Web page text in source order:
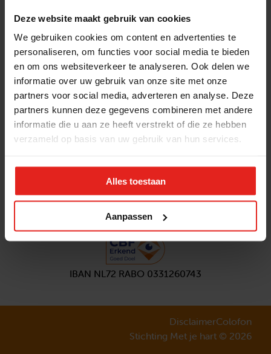
Deze website maakt gebruik van cookies
We gebruiken cookies om content en advertenties te
personaliseren, om functies voor social media te bieden
en om ons websiteverkeer te analyseren. Ook delen we
informatie over uw gebruik van onze site met onze
partners voor social media, adverteren en analyse. Deze
partners kunnen deze gegevens combineren met andere
informatie die u aan ze heeft verstrekt of die ze hebben
verzameld op basis van uw gebruik van hun services.
Alles toestaan
Aanpassen
Actuele vacatures
Pers en media
Jaarverslag 2025
Contact
Klachtenprocedure
Privacyverklaring
Opzeggen
Volg ons
Aanmeldennieuwsbrief
IBAN NL72 RABO 0331260743
DisclaimerColofon
Stichting Met je hart © 2026